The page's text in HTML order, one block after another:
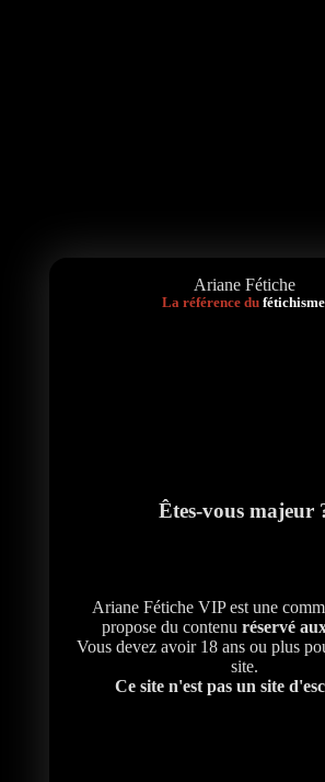
Ariane Fétiche
La référence du
Êtes-vous majeur
Ariane Fétiche VIP est une
propose du contenu réservé
Vous devez avoir 18 ans ou plus
site.
Ce site n'est pas un site